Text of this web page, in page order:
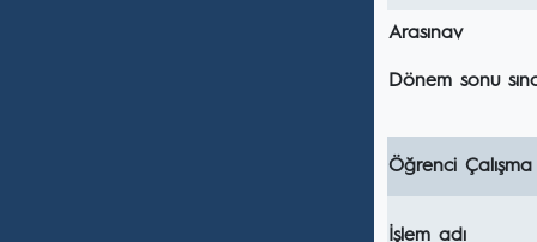
Arasınav
Dönem sonu
Öğrenci Çalışma
İşlem adı